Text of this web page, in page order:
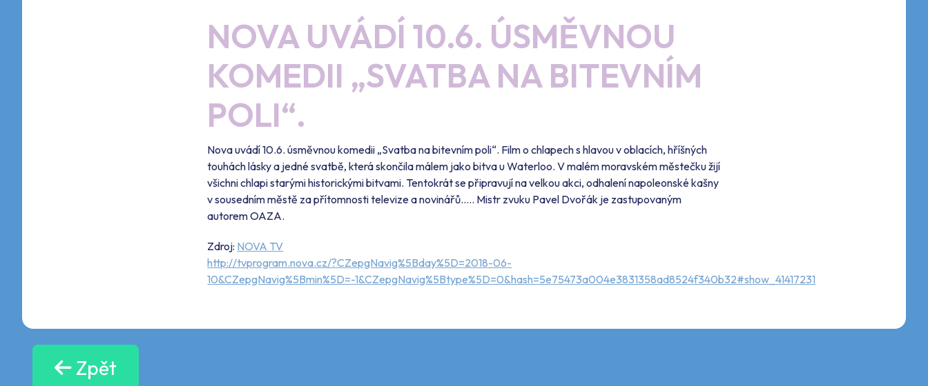
NOVA UVÁDÍ 10.6. ÚSMĚVNOU
KOMEDII „SVATBA NA BITEVNÍM
POLI“.
Nova uvádí 10.6. úsměvnou komedii „Svatba na bitevním poli“. Film o chlapech s hlavou v oblacích, hříšných
touhách lásky a jedné svatbě, která skončila málem jako bitva u Waterloo. V malém moravském městečku žijí
všichni chlapi starými historickými bitvami. Tentokrát se připravují na velkou akci, odhalení napoleonské kašny
v sousedním městě za přítomnosti televize a novinářů….. Mistr zvuku Pavel Dvořák je zastupovaným
autorem OAZA.
Zdroj: NOVA TV
http://tvprogram.nova.cz/?CZepgNavig%5Bday%5D=2018-06-
10&CZepgNavig%5Bmin%5D=-1&CZepgNavig%5Btype%5D=0&hash=5e75473a004e3831358ad8524f340b32#show_41417231
Zpět